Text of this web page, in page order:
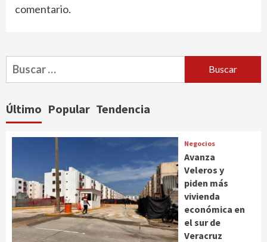
comentario.
Buscar:
Último Popular Tendencia
Negocios
Avanza
Veleros y
piden más
vivienda
económica en
el sur de
Veracruz